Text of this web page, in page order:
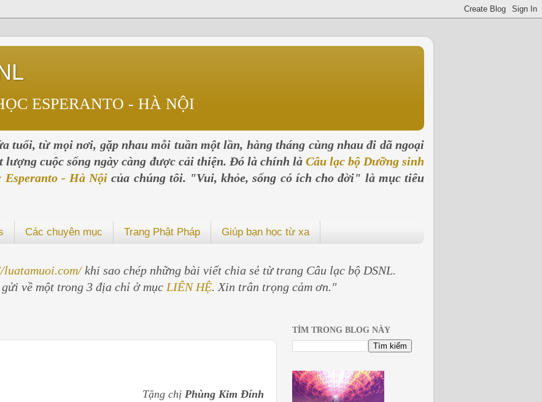
ESPERANTO - HÀ NỘI
tuổi, từ mọi nơi, gặp nhau mỗi tuần một lần, hàng tháng cùng nhau đi dã ngoại
lượng cuộc sống ngày càng được cải thiện. Đó là chính là Câu lạc bộ Dưỡng sinh
- Hà Nội của chúng tôi. "Vui, khỏe, sống có ích cho đời" là mục tiêu
Các chuyên mục Trang Phật Pháp Giúp bạn học từ xa
luatamuoi.com/khi sao chép những bài viết chia sẻ từ trang Câu lạc bộ DSNL.
về một trong 3 địa chỉ ở mục LIÊN HỆ. Xin trân trọng cảm ơn."
Tặng chị Phùng Kim Đính
TÌM TRONG BLOG NÀY